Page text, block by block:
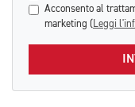
Acconsento al
marketing ( Leggi